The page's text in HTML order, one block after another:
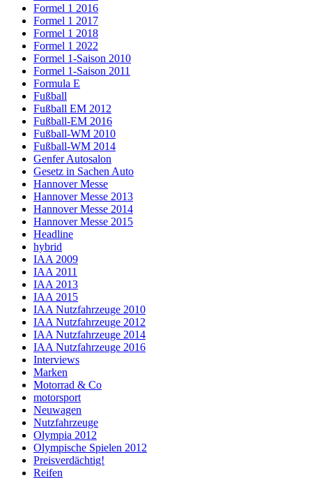
Formel 1 2016
Formel 1 2017
Formel 1 2018
Formel 1 2022
Formel 1-Saison 2010
Formel 1-Saison 2011
Formula E
Fußball
Fußball EM 2012
Fußball-EM 2016
Fußball-WM 2010
Fußball-WM 2014
Genfer Autosalon
Gesetz in Sachen Auto
Hannover Messe
Hannover Messe 2013
Hannover Messe 2014
Hannover Messe 2015
Headline
hybrid
IAA 2009
IAA 2011
IAA 2013
IAA 2015
IAA Nutzfahrzeuge 2010
IAA Nutzfahrzeuge 2012
IAA Nutzfahrzeuge 2014
IAA Nutzfahrzeuge 2016
Interviews
Marken
Motorrad & Co
motorsport
Neuwagen
Nutzfahrzeuge
Olympia 2012
Olympische Spielen 2012
Preisverdächtig!
Reifen